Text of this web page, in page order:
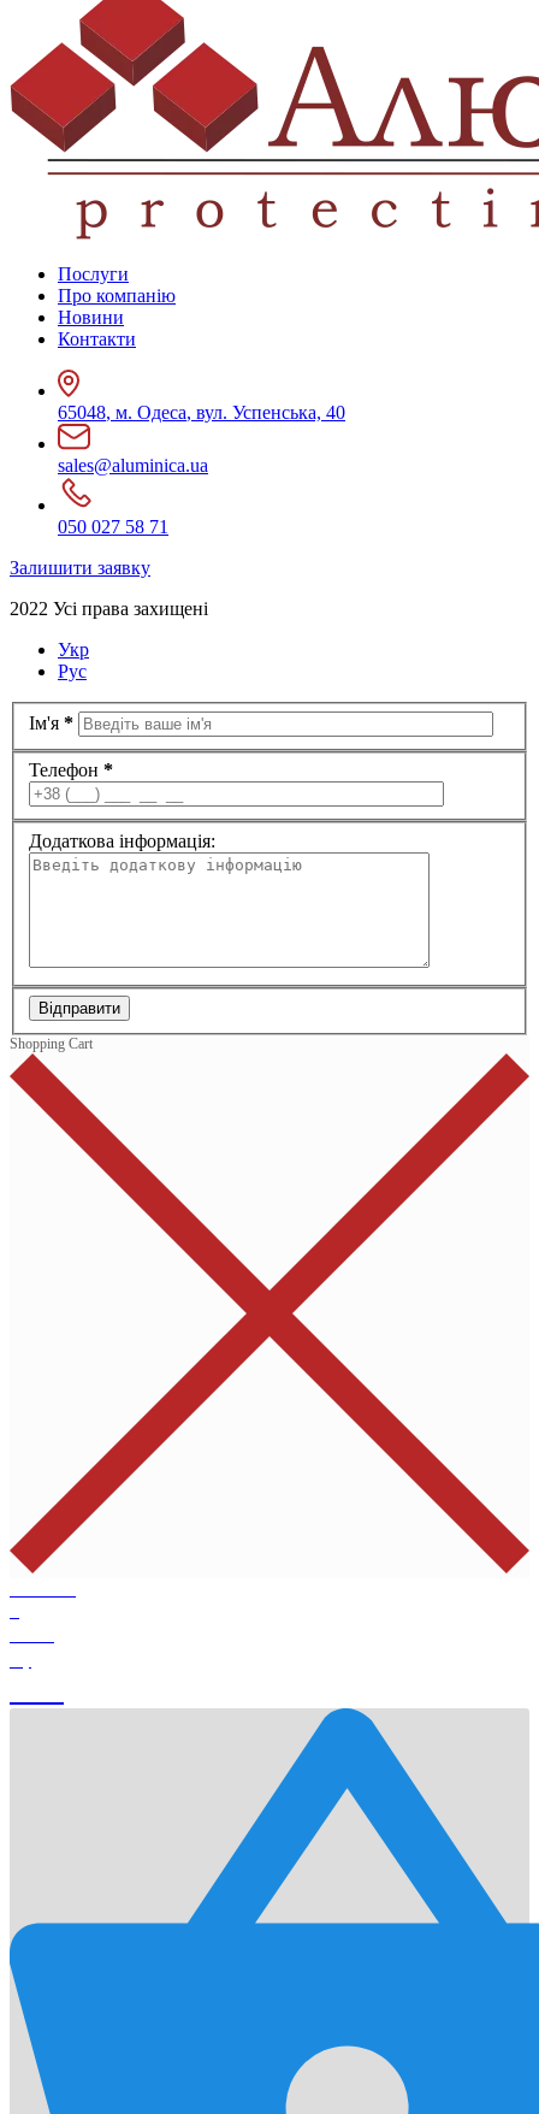
Послуги
Про компанію
Новини
Контакти
65048, м. Одеса, вул. Успенська, 40
sales@aluminica.ua
050 027 58 71
Залишити заявку
2022 Усі права захищені
Укр
Рус
Ім'я *
Телефон *
Додаткова інформація:
Відправити
Shopping Cart